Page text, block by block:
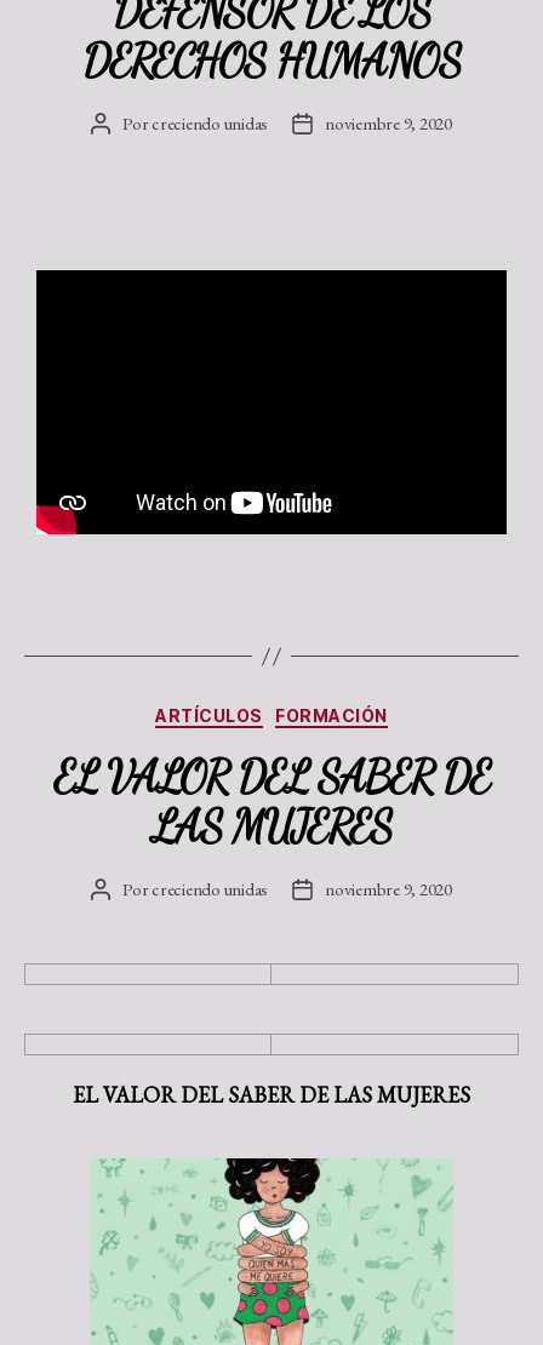
DEFENSOR DE LOS
DERECHOS HUMANOS
Porcreciendo unidas noviembre 9, 2020
ARTÍCULOS FORMACIÓN
EL VALOR DEL SABER DE
LAS MUJERES
Porcreciendo unidas noviembre 9, 2020
EL VALOR DEL SABER DE LAS MUJERES